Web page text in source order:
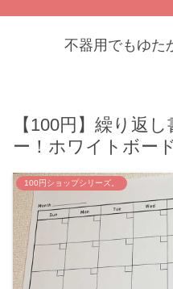
不器用でもゆた
【100円】繰り返
ー！ホワイトボード
100円ショップシリーズ。